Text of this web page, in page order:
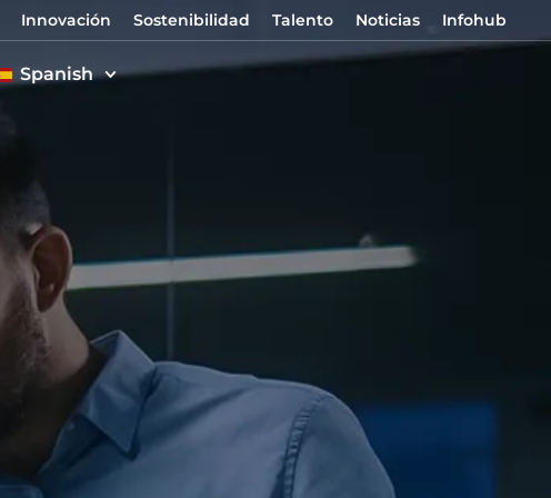
Innovación Sostenibilidad Talento Noticias Infohub
Spanish